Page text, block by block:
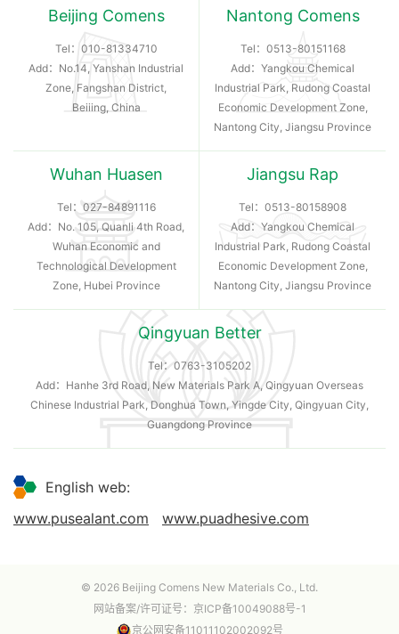
Beijing Comens
Tel： 010-81334710
Add：No.14, Yanshan Industrial
Zone, Fangshan District,
Beiiing, China
Nantong Comens
Tel： 0513-80151168
Add：Yangkou Chemical
Industrial Park, Rudong Coastal
Economic Development Zone,
Nantong City, Jiangsu Province
Wuhan Huasen
Tel： 027-84891116
Add：No. 105, Quanli 4th Road,
Wuhan Economic and
Technological Development
Zone, Hubei Province
Jiangsu Rap
Tel： 0513-80158908
Add：Yangkou Chemical
Industrial Park, Rudong Coastal
Economic Development Zone,
Nantong City, Jiangsu Province
Qingyuan Better
Tel： 0763-3105202
Add：Hanhe 3rd Road, New Materials Park A, Qingyuan Overseas
Chinese Industrial Park, Donghua Town, Yingde City, Qingyuan City,
Guangdong Province
English web:
www.pusealant.com
www.puadhesive.com
© 2026 Beijing Comens New Materials Co., Ltd.
网站备案/许可证号： 京ICP备10049088号-1
京公网安备11011102002092号